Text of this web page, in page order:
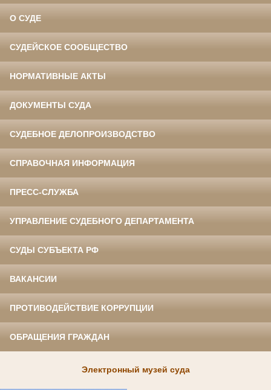
О СУДЕ
СУДЕЙСКОЕ СООБЩЕСТВО
НОРМАТИВНЫЕ АКТЫ
ДОКУМЕНТЫ СУДА
СУДЕБНОЕ ДЕЛОПРОИЗВОДСТВО
СПРАВОЧНАЯ ИНФОРМАЦИЯ
ПРЕСС-СЛУЖБА
УПРАВЛЕНИЕ СУДЕБНОГО ДЕПАРТАМЕНТА
СУДЫ СУБЪЕКТА РФ
ВАКАНСИИ
ПРОТИВОДЕЙСТВИЕ КОРРУПЦИИ
ОБРАЩЕНИЯ ГРАЖДАН
Электронный музей суда